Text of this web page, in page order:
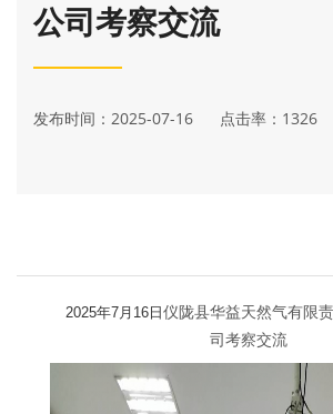
公司考察交流
发布时间：2025-07-16 点击率：1326
2025年7月16日 仪陇县华益天然气有限
司考察交流